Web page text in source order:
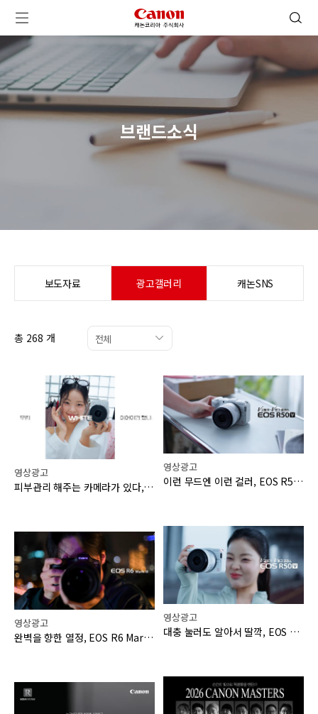
메뉴 열기 캐논코리아 주식회사 로고 검색 열기
브랜드소식
보도자료 광고갤러리 캐논SNS
총 268 개 전체
영상광고
피부관리 해주는 카메라가 있다, EOS R50 V 화이트
영상광고
이런 무드엔 이런 컬러, EOS R50 V 화이트
영상광고
대충 눌러도 알아서 딸깍, EOS R50 V 화이트
영상광고
완벽을 향한 열정, EOS R6 Mark III